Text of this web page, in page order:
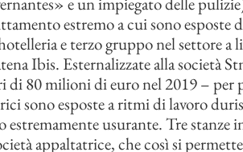
estremo a cui sono esposte
e terzo gruppo nel settore a
Ibis. Esternalizzate alla società
80 milioni di euro nel 2019 – per
sono esposte a ritmi di lavoro
usurante. Tre stanze
appaltatrice, che così si